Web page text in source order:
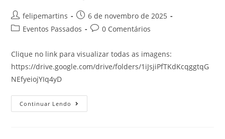
felipemartins
6 de novembro de 2025
Eventos Passados
0 Comentários
Clique no link para visualizar todas as imagens:
https://drive.google.com/drive/folders/1iJsjiPfTKdKcqggtqG
NEfyeiojYIq4yD
Continuar Lendo